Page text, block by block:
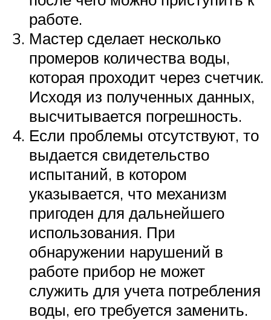
работе.
Мастер сделает несколько
промеров количества воды,
которая проходит через счетчик.
Исходя из полученных данных,
высчитывается погрешность.
Если проблемы отсутствуют, то
выдается свидетельство
испытаний, в котором
указывается, что механизм
пригоден для дальнейшего
использования. При
обнаружении нарушений в
работе прибор не может
служить для учета потребления
воды, его требуется заменить.